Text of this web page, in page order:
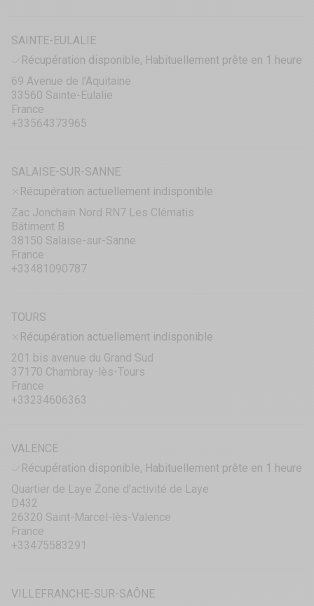
SAINTE-EULALIE
Récupération disponible, Habituellement prête en 1 heure
69 Avenue de l’Aquitaine
33560 Sainte-Eulalie
France
+33564373965
SALAISE-SUR-SANNE
Récupération actuellement indisponible
Zac Jonchain Nord RN7 Les Clématis
Bâtiment B
38150 Salaise-sur-Sanne
France
+33481090787
TOURS
Récupération actuellement indisponible
201 bis avenue du Grand Sud
37170 Chambray-lès-Tours
France
+33234606363
VALENCE
Récupération disponible, Habituellement prête en 1 heure
Quartier de Laye Zone d'activité de Laye
D432
26320 Saint-Marcel-lès-Valence
France
+33475583291
VILLEFRANCHE-SUR-SAÔNE